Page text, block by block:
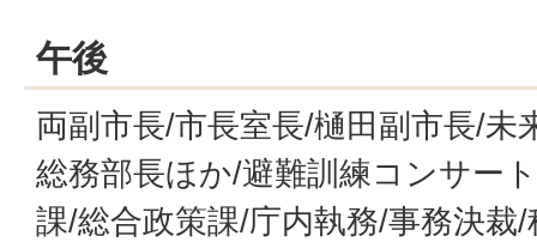
午後
両副市長/市長室長/樋田副市長/未
総務部長ほか/避難訓練コンサー
課/総合政策課/庁内執務/事務決裁